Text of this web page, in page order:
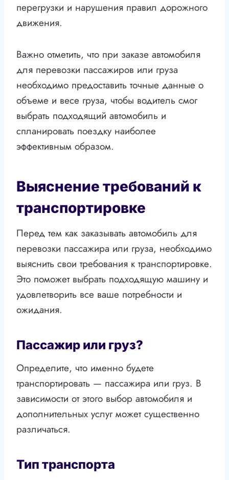
перегрузки и нарушения правил дорожного
движения.
Важно отметить, что при заказе автомобиля
для перевозки пассажиров или груза
необходимо предоставить точные данные о
объеме и весе груза, чтобы водитель смог
выбрать подходящий автомобиль и
спланировать поездку наиболее
эффективным образом.
Выяснение требований к
транспортировке
Перед тем как заказывать автомобиль для
перевозки пассажира или груза, необходимо
выяснить свои требования к транспортировке.
Это поможет выбрать подходящую машину и
удовлетворить все ваше потребности и
ожидания.
Пассажир или груз?
Определите, что именно будете
транспортировать — пассажира или груз. В
зависимости от этого выбор автомобиля и
дополнительных услуг может существенно
различаться.
Тип транспорта